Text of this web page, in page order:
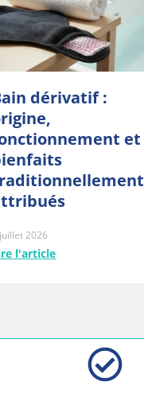
dérivatif :
et
2026
l'article